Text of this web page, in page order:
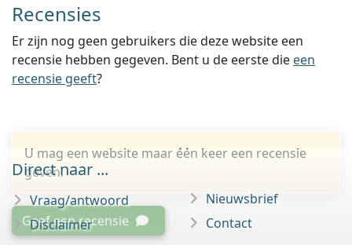
Recensies
Er zijn nog geen gebruikers die deze website een
recensie hebben gegeven. Bent u de eerste die een
recensie geeft?
U mag een website maar één keer een recensie
geven.
Geef een recensie
Direct naar ...
Vraag/antwoord
Disclaimer
Nieuwsbrief
Contact